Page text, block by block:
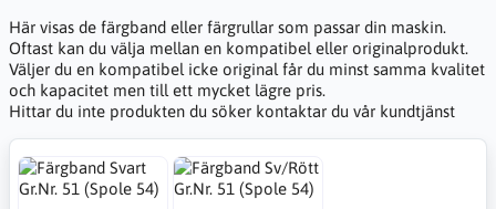
Här visas de färgband eller färgrullar som passar din maskin.
Oftast kan du välja mellan en kompatibel eller originalprodukt.
Väljer du en kompatibel icke original får du minst samma kvalitet
och kapacitet men till ett mycket lägre pris.
Hittar du inte produkten du söker kontaktar du vår kundtjänst